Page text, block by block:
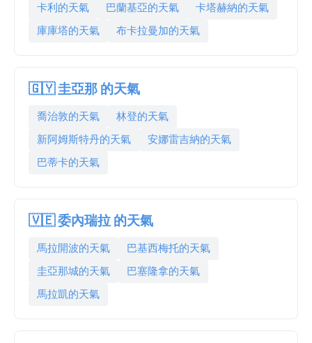
卡利的天氣 巴蘭基亞的天氣
卡塔赫納的天氣
庫庫塔的天氣
布卡拉曼加的天氣
🇬🇾 圭亞那 的天氣
喬治敦的天氣
林登的天氣
新阿姆斯特丹的天氣
安娜雷吉納的天氣
巴蒂卡的天氣
🇻🇪 委內瑞拉 的天氣
馬拉開波的天氣
巴基西梅托的天氣
圭亞那城的天氣
巴塞隆拿的天氣
馬拉凱的天氣